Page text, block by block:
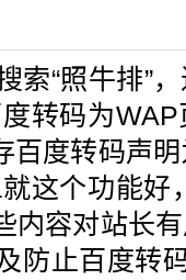
“照牛排”，
转码为
百度转码声
这个功能好
内容对站长
防止百度转